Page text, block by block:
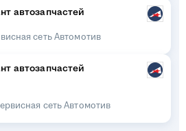
автозапчастей
сеть Автомотив
автозапчастей
сеть Автомотив